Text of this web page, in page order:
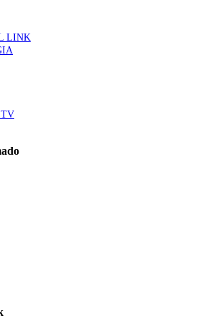
em cada dez doentes com enfarte
para primeira linha no cancro da
negativo metastático em doentes não
inibidores PD-(L)1
aos cheques psicólogo e
mês
cirurgia endoscópica do ouvido com
LINK